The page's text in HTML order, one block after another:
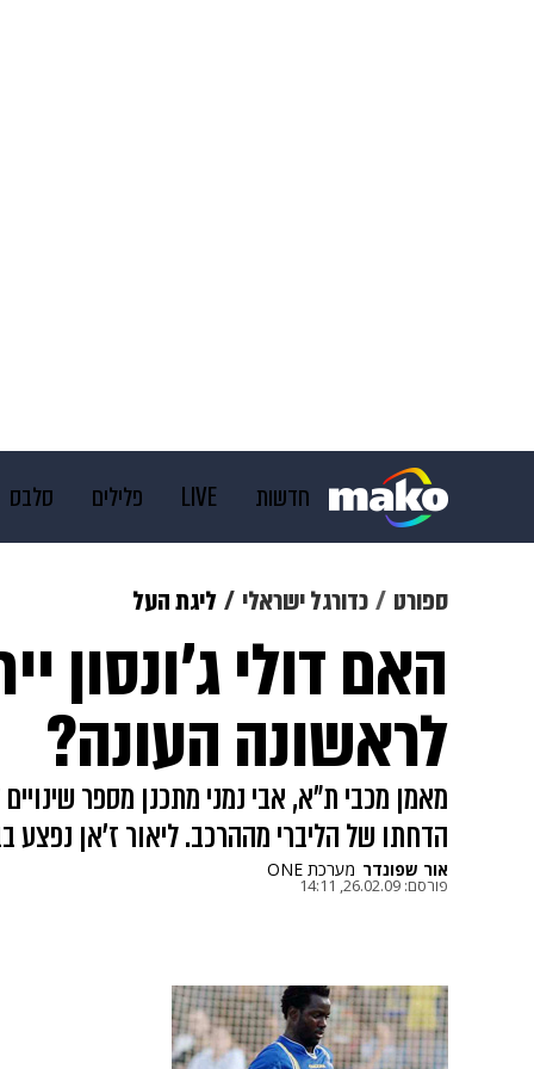
חדשות LIVE פלילים סלבס
צבא וביטחון makoZ
משפט תשעה חודשים
ספורט כדורגל ישראלי ליגת העל
האם דולי ג'ונסון
לראשונה העונה?
מאמן מכבי ת"א, אבי נמני מתכנן מספר
הדחתו של הליברי מההרכב. ליאור ז'אן נפצע
אור שפונדר מערכת ONE
פורסם: 26.02.09, 14:11